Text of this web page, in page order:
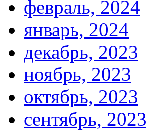
февраль, 2024
январь, 2024
декабрь, 2023
ноябрь, 2023
октябрь, 2023
сентябрь, 2023